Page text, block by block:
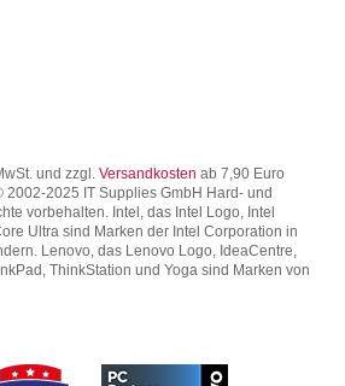
und zzgl. Versandkosten ab 7,90 Euro
2025 IT Supplies GmbH Hard- und
vorbehalten. Intel, das Intel Logo, Intel
Ultra sind Marken der Intel Corporation in
Lenovo, das Lenovo Logo, IdeaCentre,
ThinkStation und Yoga sind Marken von